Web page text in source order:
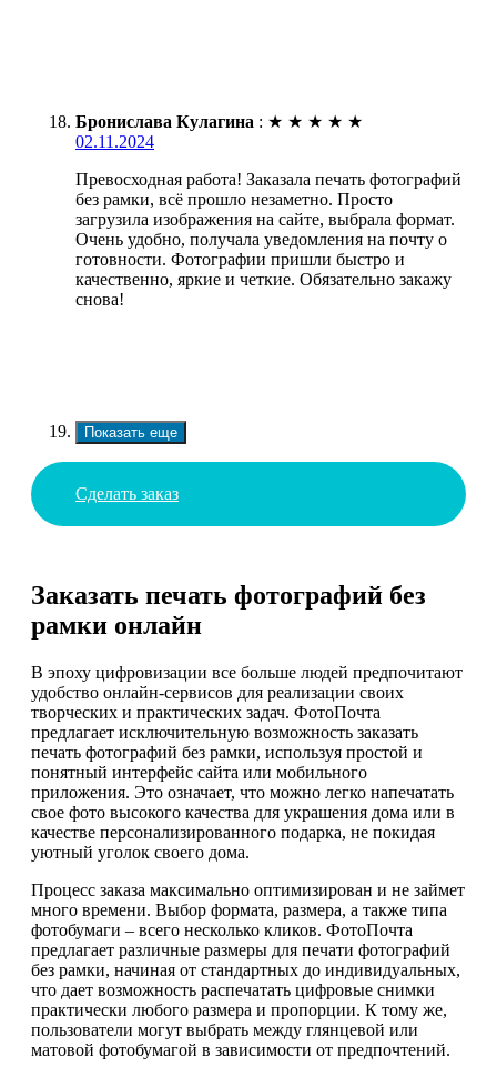
Бронислава Кулагина : ★ ★ ★ ★ ★
02.11.2024
Превосходная работа! Заказала печать фотографий
без рамки, всё прошло незаметно. Просто
загрузила изображения на сайте, выбрала формат.
Очень удобно, получала уведомления на почту о
готовности. Фотографии пришли быстро и
качественно, яркие и четкие. Обязательно закажу
снова!
Показать еще
Сделать заказ
Заказать печать фотографий без
рамки онлайн
В эпоху цифровизации все больше людей предпочитают
удобство онлайн-сервисов для реализации своих
творческих и практических задач. ФотоПочта
предлагает исключительную возможность заказать
печать фотографий без рамки, используя простой и
понятный интерфейс сайта или мобильного
приложения. Это означает, что можно легко напечатать
свое фото высокого качества для украшения дома или в
качестве персонализированного подарка, не покидая
уютный уголок своего дома.
Процесс заказа максимально оптимизирован и не займет
много времени. Выбор формата, размера, а также типа
фотобумаги – всего несколько кликов. ФотоПочта
предлагает различные размеры для печати фотографий
без рамки, начиная от стандартных до индивидуальных,
что дает возможность распечатать цифровые снимки
практически любого размера и пропорции. К тому же,
пользователи могут выбрать между глянцевой или
матовой фотобумагой в зависимости от предпочтений.